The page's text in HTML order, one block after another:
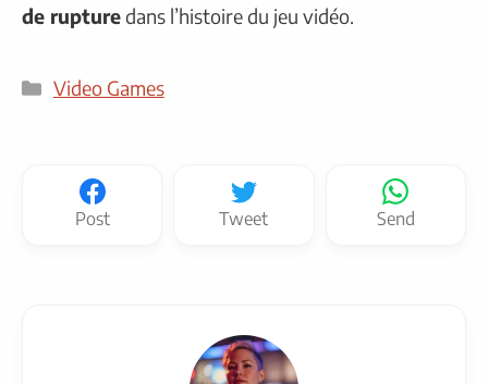
de rupturedans l’histoire du jeu vidéo.
Categories
Video Games
Post Tweet Send